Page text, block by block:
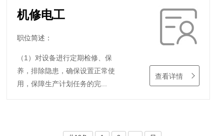
机修电工
职位简述：
（1）对设备进行定期检修、保
养，排除隐患，确保设置正常使
用，保障生产计划任务的完...
查看详情